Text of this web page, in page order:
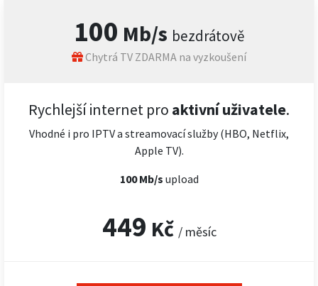
100 Mb/s bezdrátově
Chytrá TV ZDARMA na vyzkoušení
Rychlejší internet pro aktivní uživatele.
Vhodné i pro IPTV a streamovací služby (HBO, Netflix,
Apple TV).
100 Mb/s upload
449 Kč / měsíc